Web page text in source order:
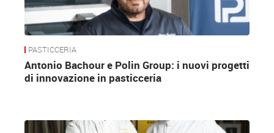
PASTICCERIA
Antonio Bachour e Polin Group: i nuovi progetti
di innovazione in pasticceria